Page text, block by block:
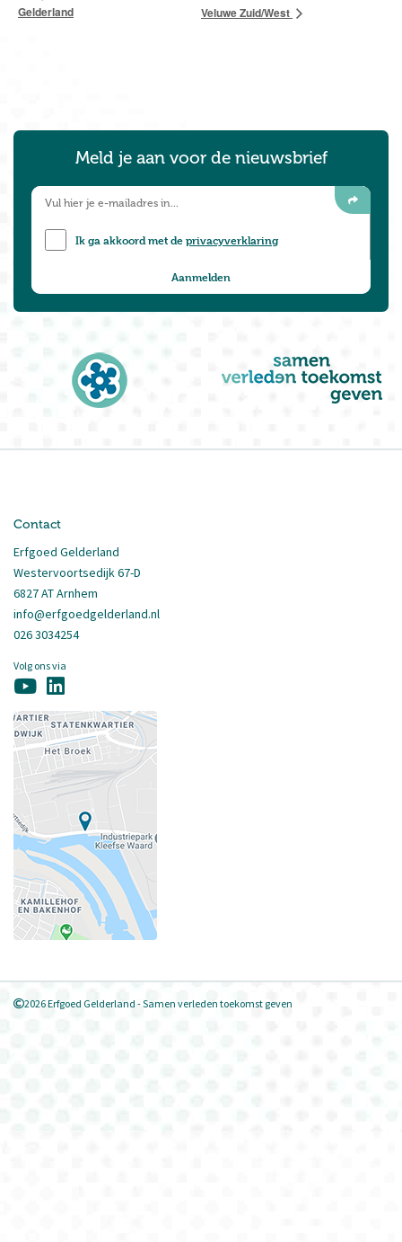
Gelderland
Veluwe Zuid/West
Meld je aan voor de nieuwsbrief
Ik ga akkoord met deprivacyverklaring
Contact
Erfgoed Gelderland
Westervoortsedijk 67-D
6827 AT Arnhem
info@erfgoedgelderland.nl
026 3034254
Volg ons via
2026 Erfgoed Gelderland - Samen verleden toekomst geven